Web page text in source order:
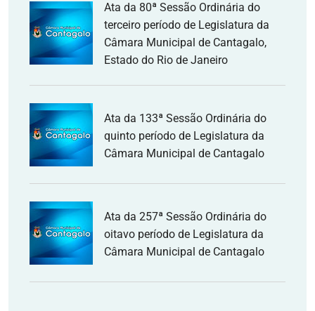
Ata da 80ª Sessão Ordinária do
terceiro período de Legislatura da
Câmara Municipal de Cantagalo,
Estado do Rio de Janeiro
Ata da 133ª Sessão Ordinária do
quinto período de Legislatura da
Câmara Municipal de Cantagalo
Ata da 257ª Sessão Ordinária do
oitavo período de Legislatura da
Câmara Municipal de Cantagalo